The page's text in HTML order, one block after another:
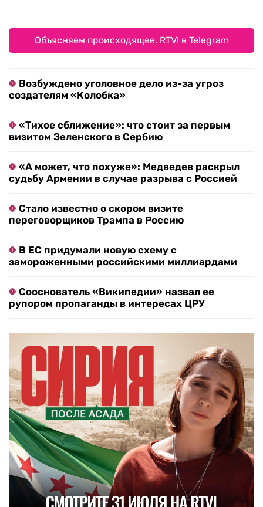
Объясняем происходящее. RTVI в Telegram
Возбуждено уголовное дело из-за угроз
создателям «Колобка»
«Тихое сближение»: что стоит за первым
визитом Зеленского в Сербию
«А может, что похуже»: Медведев раскрыл
судьбу Армении в случае разрыва с Россией
Стало известно о скором визите
переговорщиков Трампа в Россию
В ЕС придумали новую схему с
замороженными российскими миллиардами
Сооснователь «Википедии» назвал ее
рупором пропаганды в интересах ЦРУ